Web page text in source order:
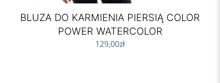
BLUZA DO KARMIENIA PIERSIĄ COLOR
POWER WATERCOLOR
129,00zł